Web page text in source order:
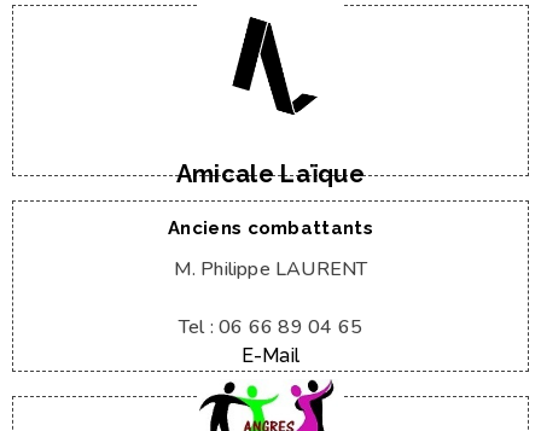
Amicale Laïque
Tel : 06 60 67 86 58
Anciens combattants
M. Philippe LAURENT
Tel : 06 66 89 04 65
E-Mail